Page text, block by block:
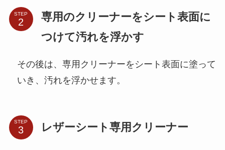
STEP
専用のクリーナーをシート表面に
つけて汚れを浮かす
その後は、専用クリーナーをシート表面に塗って
いき、汚れを浮かせます。
STEP レザーシート専用クリーナー